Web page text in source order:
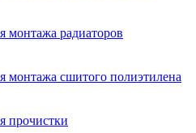
монтажа радиаторов
монтажа сшитого полиэтилена
прочистки